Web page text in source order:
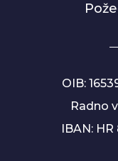
OIB:
Radno
IBAN: